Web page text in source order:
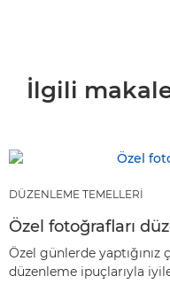
İlgili
DÜZENLEME TEMELLERİ
Özel fotoğrafları
Özel günlerde
düzenleme ipuçlarıyla